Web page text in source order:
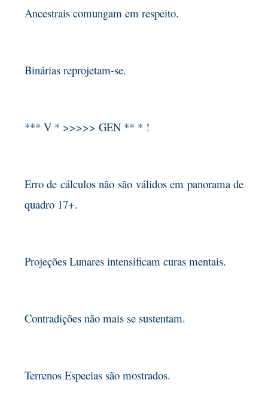
Ancestrais comungam em respeito.
Binárias reprojetam-se.
*** V * >>>>> GEN ** * !
Erro de cálculos não são válidos em panorama de
quadro 17+.
Projeções Lunares intensificam curas mentais.
Contradições não mais se sustentam.
Terrenos Especias são mostrados.